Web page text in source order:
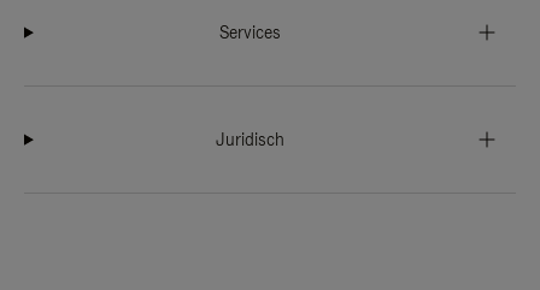
Services
Juridisch